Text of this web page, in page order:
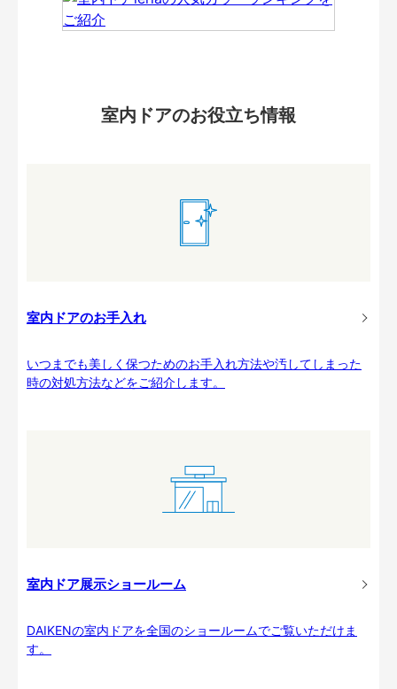
室内ドアのお役立ち情報
室内ドアのお手入れ
いつまでも美しく保つためのお手入れ方法や汚してしまった
時の対処方法などをご紹介します。
室内ドア展示ショールーム
DAIKENの室内ドアを全国のショールームでご覧いただけま
す。